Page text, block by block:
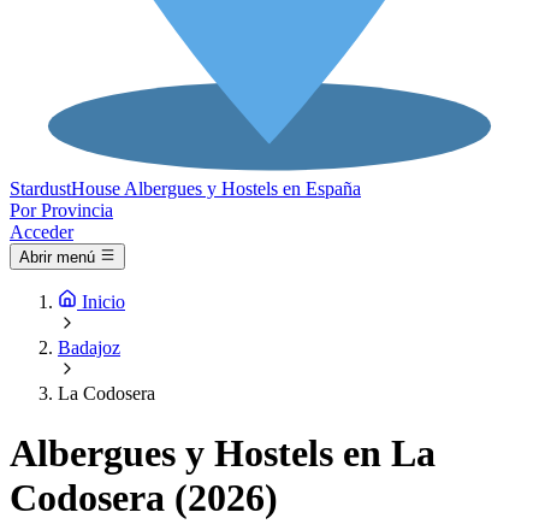
StardustHouse Albergues y Hostels en España
Por Provincia
Acceder
Abrir menú
Inicio
Badajoz
La Codosera
Albergues y Hostels en La
Codosera (2026)